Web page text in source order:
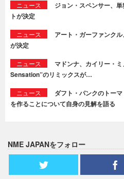
ニュース
ジョン・スペンサー、
トが決定
ニュース
アート・ガーファンク
が決定
ニュース
マドンナ、カイリー・
Sensation”のリミックスが…
ニュース
ダフト・パンクのトー
を作ることについて自身の見解を語る
NME JAPANをフォロー